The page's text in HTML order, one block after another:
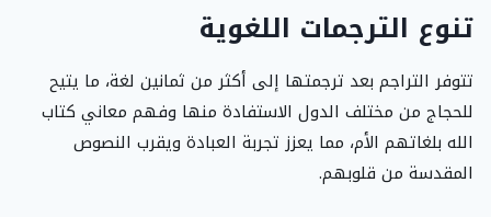
تنوع الترجمات اللغوية
تتوفر التراجم بعد ترجمتها إلى أكثر من ثمانين لغة، ما يتيح
للحجاج من مختلف الدول الاستفادة منها وفهم معاني كتاب
الله بلغاتهم الأم، مما يعزز تجربة العبادة ويقرب النصوص
المقدسة من قلوبهم.